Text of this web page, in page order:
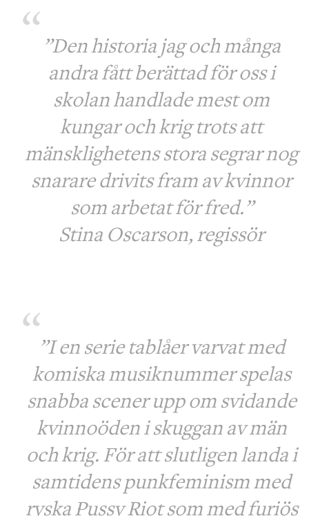
”Den historia jag och många
andra fått berättad för oss i
skolan handlade mest om
kungar och krig trots att
mänsklighetens stora segrar nog
snarare drivits fram av kvinnor
som arbetat för fred.”
Stina Oscarson, regissör
”I en serie tablåer varvat med
komiska musiknummer spelas
snabba scener upp om svidande
kvinnoöden i skuggan av män
och krig. För att slutligen landa i
samtidens punkfeminism med
ryska Pussy Riot som med furiös